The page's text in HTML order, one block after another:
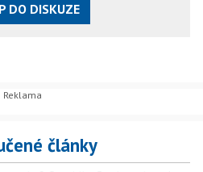
DO DISKUZE
články